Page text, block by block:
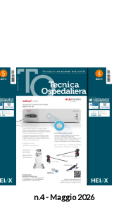
n.4 - Maggio 2026